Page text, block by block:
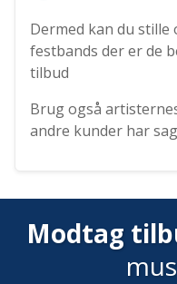
Dermed kan du
festbands der er de
tilbud
Brug også
andre kunder har
Modtag